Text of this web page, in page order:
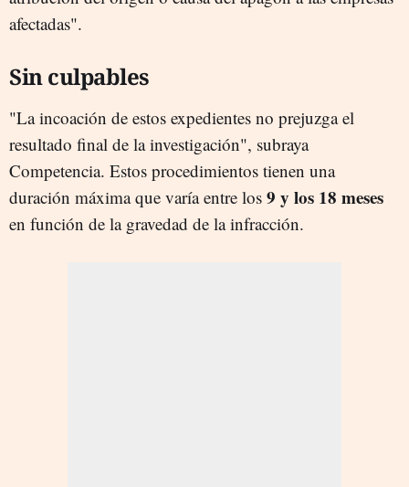
afectadas".
Sin culpables
"La incoación de estos expedientes no prejuzga el
resultado final de la investigación", subraya
Competencia. Estos procedimientos tienen una
duración máxima que varía entre los 9 y los 18 meses
en función de la gravedad de la infracción.